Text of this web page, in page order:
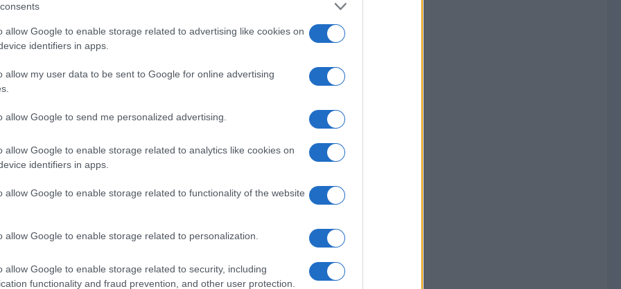
allow Google to enable storage related to advertising like cookies on
identifiers in apps.
allow my user data to be sent to Google for online advertising
allow Google to send me personalized advertising.
allow Google to enable storage related to analytics like cookies on
identifiers in apps.
allow Google to enable storage related to functionality of the website
allow Google to enable storage related to personalization.
allow Google to enable storage related to security, including
functionality and fraud prevention, and other user protection.
alla cricca europea dei traffici
balordi l’anno, chi ha bisogno di
di Torinofingono di credere al governo
atterrito, preoccupato di non
di cui nutre, chissà perché, un sacro
si spinge a comunicati farneticanti
e della repubblica al cospetto dell’
non vi lascia soli, lo Stato c’è”.
risaputo come scheggia
centro cittadino travolgendone 10 prima
o bengalesi non dalla polizia.